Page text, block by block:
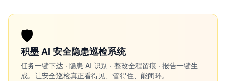
🛡️
积墨 AI 安全隐患巡检系统
任务一键下达 · 隐患 AI 识别 · 整改全程留痕 · 报告一键生
成。让安全巡检真正看得见、管得住、能闭环。